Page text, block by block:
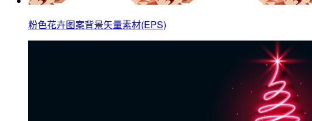
粉色花卉图案背景矢量素材(EPS)